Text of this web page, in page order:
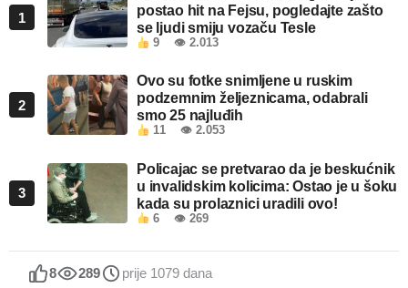
1
postao hit na Fejsu, pogledajte zašto
se ljudi smiju vozaču Tesle
9 👁 2.013
2
Ovo su fotke snimljene u ruskim
podzemnim željeznicama, odabrali
smo 25 najluđih
11 👁 2.053
3
Policajac se pretvarao da je beskućnik
u invalidskim kolicima: Ostao je u šoku
kada su prolaznici uradili ovo!
6 👁 269
8 289 prije 1079 dana